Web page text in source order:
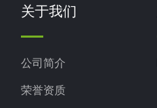
关于我们
公司简介
荣誉资质